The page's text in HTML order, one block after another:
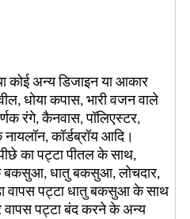
कोई अन्य डिजाइन या आकार
धोया कपास, भारी वजन वाले
रंगे, कैनवास, पॉलिएस्टर,
कॉर्डब्रॉय आदि।
का पट्टा पीतल के साथ,
बकसुआ, धातु बकसुआ, लोचदार,
वापस पट्टा धातु बकसुआ के साथ
पट्टा बंद करने के अन्य